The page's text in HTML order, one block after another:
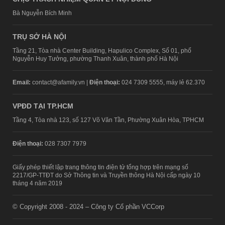
Bà Nguyễn Bích Minh
TRỤ SỞ HÀ NỘI
Tầng 21, Tòa nhà Center Building, Hapulico Complex, Số 01, phố
Nguyễn Huy Tưởng, phường Thanh Xuân, thành phố Hà Nội
Email: contact@afamily.vn | Điện thoại: 024 7309 5555, máy lẻ 62.370
VPĐD TẠI TP.HCM
Tầng 4, Tòa nhà 123, số 127 Võ Văn Tần, Phường Xuân Hòa, TPHCM
Điện thoại: 028 7307 7979
Giấy phép thiết lập trang thông tin điện tử tổng hợp trên mạng số
2217/GP-TTĐT do Sở Thông tin và Truyền thông Hà Nội cấp ngày 10
tháng 4 năm 2019
© Copyright 2008 - 2024 – Công ty Cổ phần VCCorp